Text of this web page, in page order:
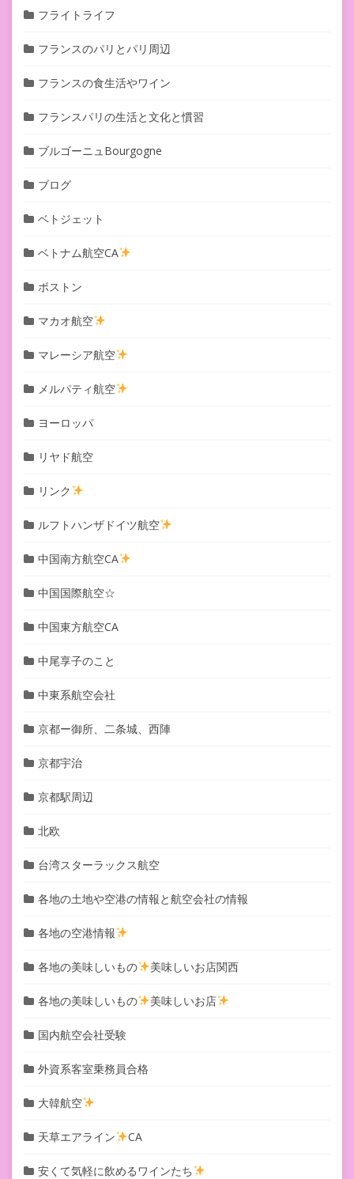
フライトライフ
フランスのパリとパリ周辺
フランスの食生活やワイン
フランスパリの生活と文化と慣習
ブルゴーニュBourgogne
ブログ
ベトジェット
ベトナム航空CA
ボストン
マカオ航空
マレーシア航空
メルパティ航空
ヨーロッパ
リヤド航空
リンク
ルフトハンザドイツ航空
中国南方航空CA
中国国際航空☆
中国東方航空CA
中尾享子のこと
中東系航空会社
京都ー御所、二条城、西陣
京都宇治
京都駅周辺
北欧
台湾スターラックス航空
各地の土地や空港の情報と航空会社の情報
各地の空港情報
各地の美味しいもの 美味しいお店関西
各地の美味しいもの 美味しいお店
国内航空会社受験
外資系客室乗務員合格
大韓航空
天草エアライン CA
安くて気軽に飲めるワインたち